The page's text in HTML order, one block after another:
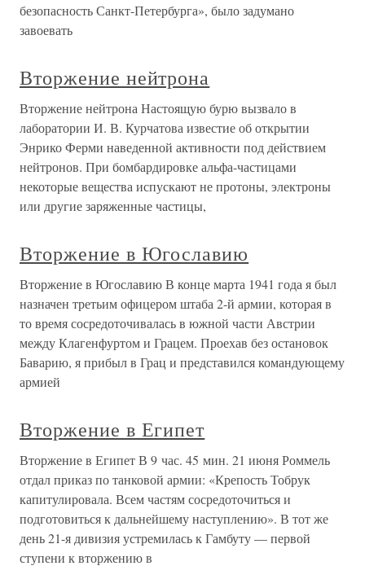
безопасность Санкт-Петербурга», было задумано
завоевать
Вторжение нейтрона
Вторжение нейтрона Настоящую бурю вызвало в
лаборатории И. В. Курчатова известие об открытии
Энрико Ферми наведенной активности под действием
нейтронов. При бомбардировке альфа-частицами
некоторые вещества испускают не протоны, электроны
или другие заряженные частицы,
Вторжение в Югославию
Вторжение в Югославию В конце марта 1941 года я был
назначен третьим офицером штаба 2-й армии, которая в
то время сосредоточивалась в южной части Австрии
между Клагенфуртом и Грацем. Проехав без остановок
Баварию, я прибыл в Грац и представился командующему
армией
Вторжение в Египет
Вторжение в Египет В 9 час. 45 мин. 21 июня Роммель
отдал приказ по танковой армии: «Крепость Тобрук
капитулировала. Всем частям сосредоточиться и
подготовиться к дальнейшему наступлению». В тот же
день 21-я дивизия устремилась к Гамбуту — первой
ступени к вторжению в